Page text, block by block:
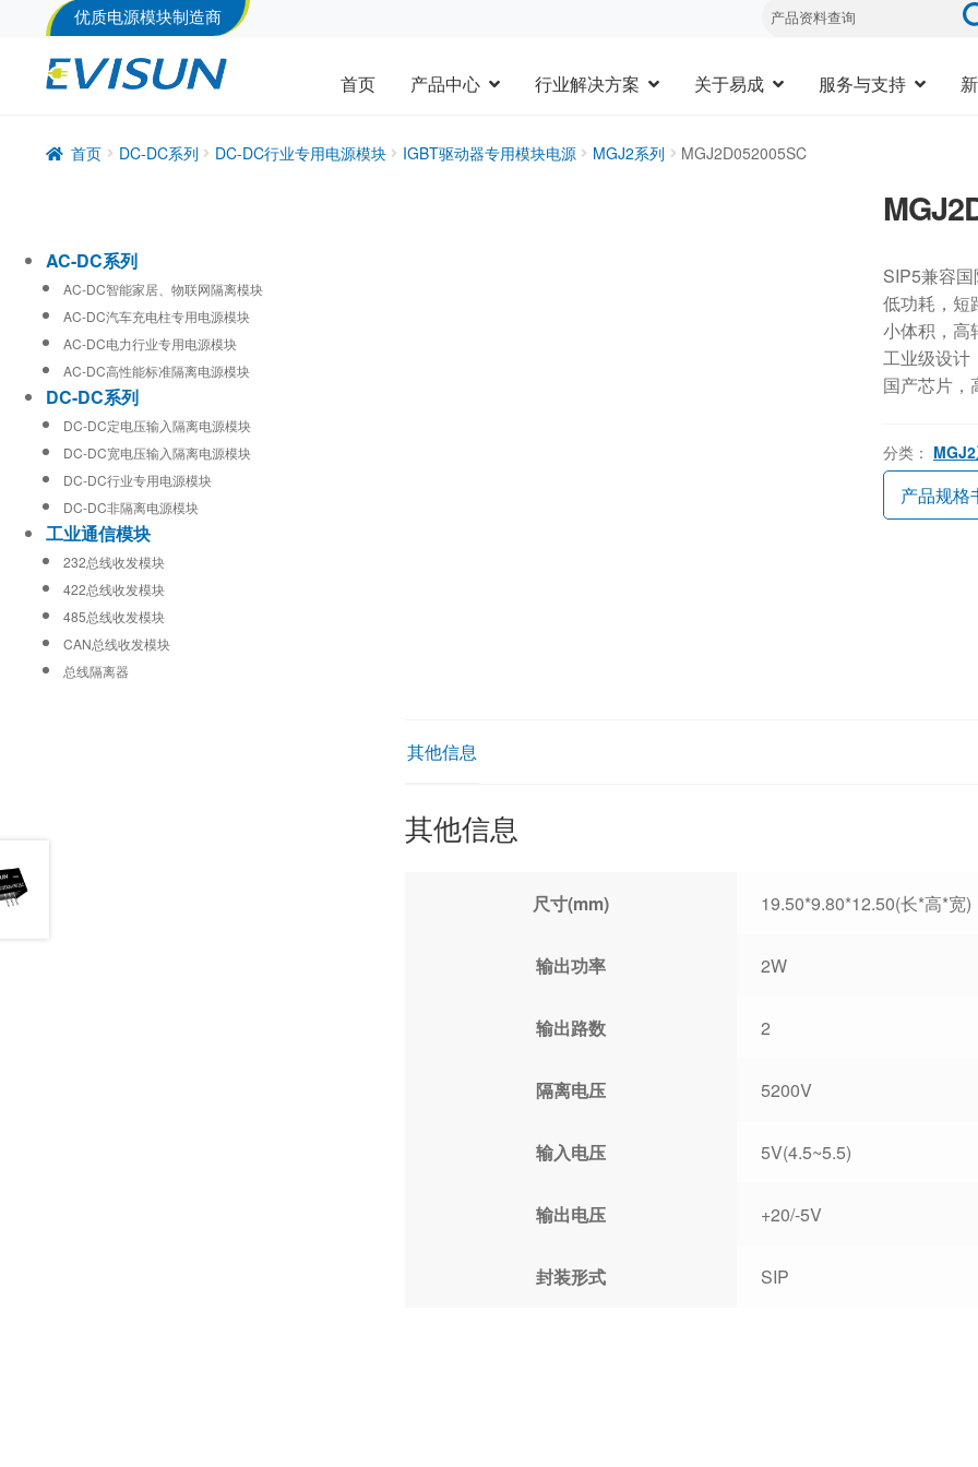
优质电源模块制造商
首页 产品中心 行业解决方案 关于易成 服务与支持
首页 DC-DC系列 DC-DC行业专用电源模块 IGBT驱动器专用模块电源 MGJ2系列 MGJ2D052005SC
SIP5兼容
低功耗，短
小体积，高
工业级设计
国产芯片，
分类：
产品规格
其他信息
其他信息
尺寸(mm) 19.50*9.80*12.50(长*高*宽)
输出功率 2W
输出路数 2
隔离电压 5200V
输入电压 5V(4.5~5.5)
输出电压 +20/-5V
封装形式 SIP
AC-DC系列
AC-DC智能家居、物联网隔离模块
AC-DC汽车充电柱专用电源模块
AC-DC电力行业专用电源模块
AC-DC高性能标准隔离电源模块
DC-DC系列
DC-DC定电压输入隔离电源模块
DC-DC宽电压输入隔离电源模块
DC-DC行业专用电源模块
DC-DC非隔离电源模块
工业通信模块
232总线收发模块
422总线收发模块
485总线收发模块
CAN总线收发模块
总线隔离器